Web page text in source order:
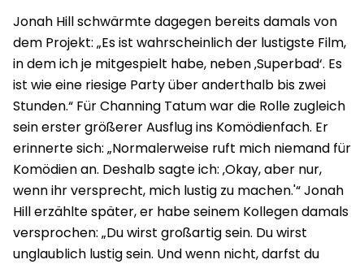
Jonah Hill schwärmte dagegen bereits damals von
dem Projekt: „Es ist wahrscheinlich der lustigste Film,
in dem ich je mitgespielt habe, neben ‚Superbad‘. Es
ist wie eine riesige Party über anderthalb bis zwei
Stunden.“ Für Channing Tatum war die Rolle zugleich
sein erster größerer Ausflug ins Komödienfach. Er
erinnerte sich: „Normalerweise ruft mich niemand für
Komödien an. Deshalb sagte ich: ‚Okay, aber nur,
wenn ihr versprecht, mich lustig zu machen.'“ Jonah
Hill erzählte später, er habe seinem Kollegen damals
versprochen: „Du wirst großartig sein. Du wirst
unglaublich lustig sein. Und wenn nicht, darfst du